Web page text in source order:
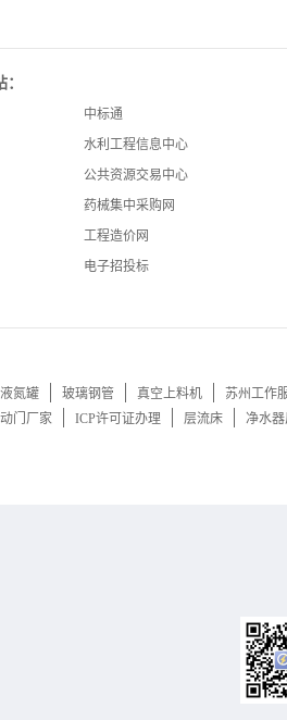
中标通
水利工程信息中心
公共资源交易中心
药械集中采购网
工程造价网
电子招投标
氮罐 玻璃钢管 真空上料机
苏州工作
动门厂家 ICP许可证办理 层流床 净水